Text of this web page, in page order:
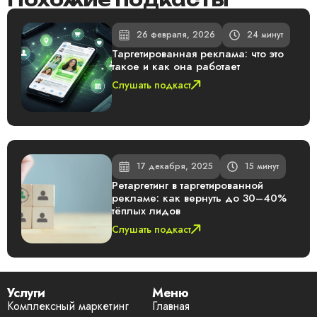
26 февраля, 2026 24 минут
Таргетированная реклама: что это
такое и как она работает
Слушать подкаст
17 декабря, 2025 15 минут
Ретаргетинг в таргетированной
рекламе: как вернуть до 30–40%
тёплых лидов
Слушать подкаст
Услуги
Комплексный маркетинг
Меню
Главная